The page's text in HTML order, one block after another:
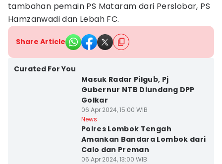
tambahan pemain PS Mataram dari Perslobar, PS
Hamzanwadi dan Lebah FC.
Share Article
Curated For You
Masuk Radar Pilgub, Pj
Gubernur NTB Diundang DPP
Golkar
06 Apr 2024, 15:00 WIB
News
Polres Lombok Tengah
Amankan Bandara Lombok dari
Calo dan Preman
06 Apr 2024, 13:00 WIB